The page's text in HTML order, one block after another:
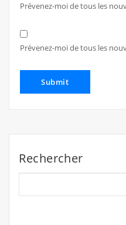
Prévenez-moi de tous les
Prévenez-moi de tous les
Rechercher